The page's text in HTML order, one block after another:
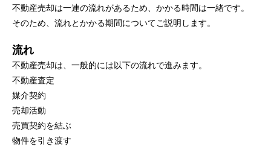
不動産売却は一連の流れがあるため、かかる時間は一緒です。
そのため、流れとかかる期間についてご説明します。
流れ
不動産売却は、一般的には以下の流れで進みます。
不動産査定
媒介契約
売却活動
売買契約を結ぶ
物件を引き渡す